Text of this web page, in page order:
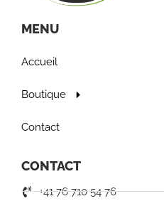
MENU
Accueil
Boutique
Contact
CONTACT
+41 76 710 54 76